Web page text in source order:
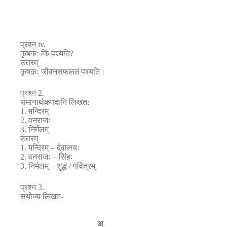
प्रश्न iv.
कृषकः किं पश्यति?
उत्तरम्
कृषकः जीवनसफलतं पश्यति।
प्रश्न 2.
समानार्थकपदानि लिखत:
1. मन्दिरम्
2. वनराजः
3. निर्मलम्
उत्तरम्
1. मन्दिरम् – देवालयः
2. वनराजः – सिंहः
3. निर्मलम् – शुद्धं / पवित्रम्
प्रश्न 3.
संयोज्य लिखत-
अ